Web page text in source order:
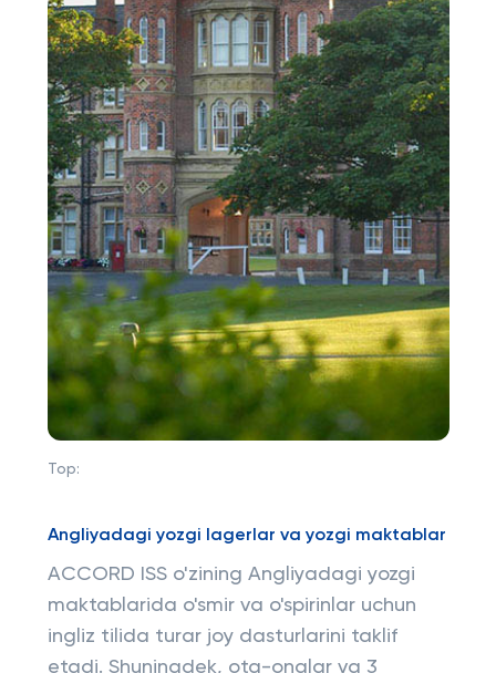
Top:
Angliyadagi yozgi lagerlar va yozgi maktablar
ACCORD ISS o'zining Angliyadagi yozgi
maktablarida o'smir va o'spirinlar uchun
ingliz tilida turar joy dasturlarini taklif
etadi. Shuningdek, ota-onalar va 3